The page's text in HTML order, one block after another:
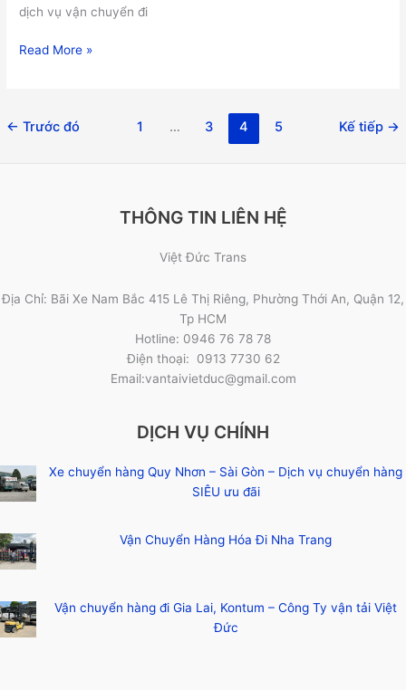
dịch vụ vận chuyển đi
Read More »
← Trước đó 1 … 3 4 5 Kế tiếp →
THÔNG TIN LIÊN HỆ
Việt Đức Trans
Địa Chỉ: Bãi Xe Nam Bắc 415 Lê Thị Riêng, Phường Thới An, Quận 12,
Tp HCM
Hotline: 0946 76 78 78
Điện thoại: 0913 7730 62
Email:vantaivietduc@gmail.com
DỊCH VỤ CHÍNH
Xe chuyển hàng Quy Nhơn – Sài Gòn – Dịch vụ chuyển hàng
SIÊU ưu đãi
Vận Chuyển Hàng Hóa Đi Nha Trang
Vận chuyển hàng đi Gia Lai, Kontum – Công Ty vận tải Việt
Đức